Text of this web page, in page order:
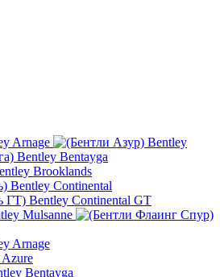
Arnage
Bentley
Bentley Bentayga
Brooklands
Bentley Continental
Bentley Continental GT
Mulsanne
Arnage
Bentayga